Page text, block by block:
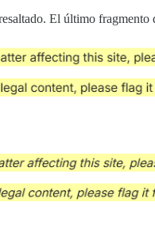
El último fragmento